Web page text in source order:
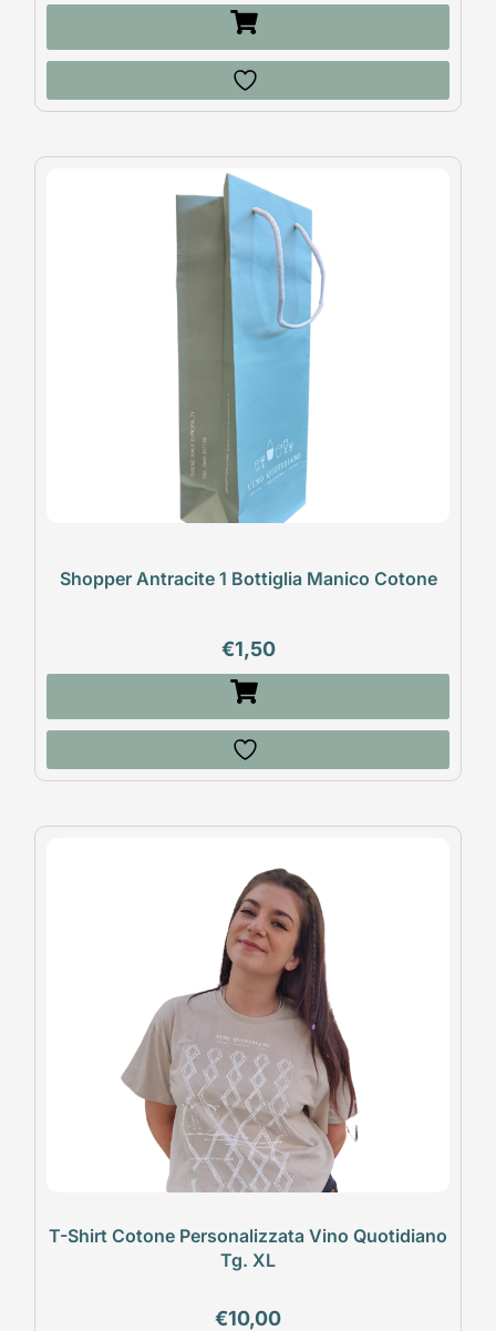
Shopper Antracite 1 Bottiglia Manico Cotone
€1,50
T-Shirt Cotone Personalizzata Vino Quotidiano
Tg. XL
€10,00